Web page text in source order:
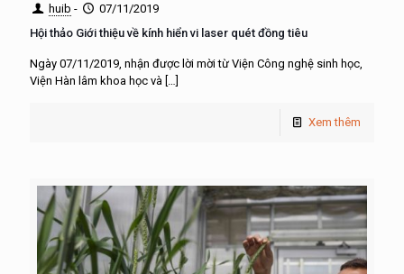
huib -
07/11/2019
Hội thảo Giới thiệu về kính hiển vi laser quét đồng tiêu
Ngày 07/11/2019, nhận được lời mời từ Viện Công nghệ sinh học,
Viện Hàn lâm khoa học và […]
Xem thêm